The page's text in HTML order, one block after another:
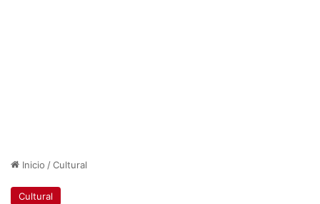
Inicio /Cultural
Cultural